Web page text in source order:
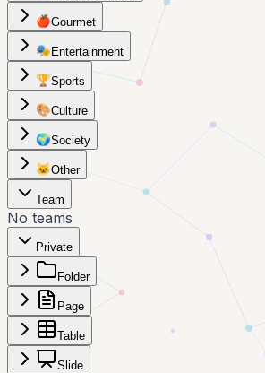
🍎Gourmet
🎭 Entertainment
🏆Sports
🎨Culture
🌍Society
🐱Other
Team
No teams
Private
Folder
Page
Table
Slide